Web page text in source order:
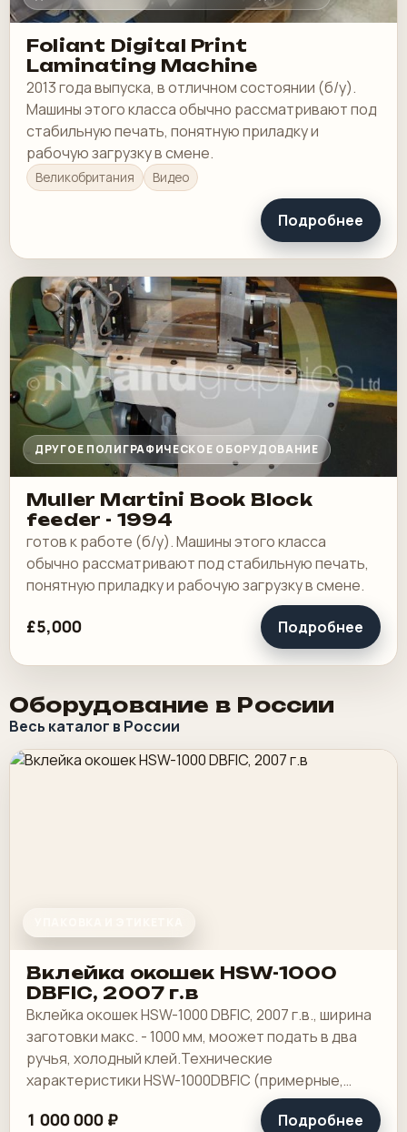
Foliant Digital Print
Laminating Machine
2013 года выпуска, в отличном состоянии (б/у).
Машины этого класса обычно рассматривают под
стабильную печать, понятную приладку и
рабочую загрузку в смене.
Великобритания Видео
Подробнее
ДРУГОЕ ПОЛИГРАФИЧЕСКОЕ ОБОРУДОВАНИЕ
Muller Martini Book Block
feeder - 1994
готов к работе (б/у). Машины этого класса
обычно рассматривают под стабильную печать,
понятную приладку и рабочую загрузку в смене.
£5,000 Подробнее
Оборудование в России
Весь каталог в России
Вклейка окошек HSW-1000
DBFIC, 2007 г.в
Вклейка окошек HSW-1000 DBFIC, 2007 г.в., ширина
заготовки макс. - 1000 мм, моожет подать в два
ручья, холодный клей.Технические
характеристики HSW-1000DBFIC (примерные,
могут отличаться в зависимости от конкретной.
1 000 000 ₽ Подробнее